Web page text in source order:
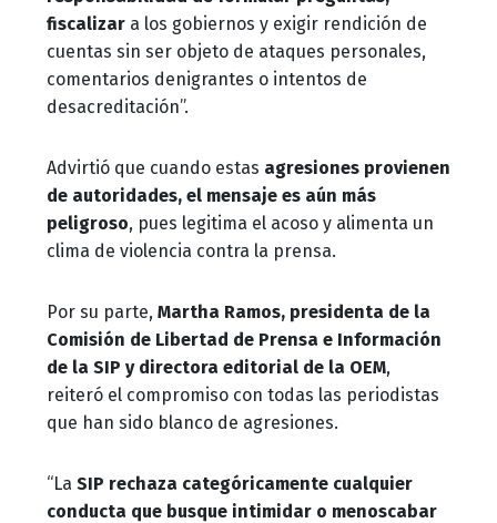
fiscalizar a los gobiernos y exigir rendición de
cuentas sin ser objeto de ataques personales,
comentarios denigrantes o intentos de
desacreditación”.
Advirtió que cuando estas agresiones provienen
de autoridades, el mensaje es aún más
peligroso, pues legitima el acoso y alimenta un
clima de violencia contra la prensa.
Por su parte, Martha Ramos, presidenta de la
Comisión de Libertad de Prensa e Información
de la SIP y directora editorial de la OEM,
reiteró el compromiso con todas las periodistas
que han sido blanco de agresiones.
“La SIP rechaza categóricamente cualquier
conducta que busque intimidar o menoscabar